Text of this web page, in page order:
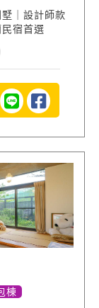
｜設計師款
宿首選
棟